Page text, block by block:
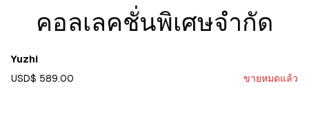
คอลเลคชั่นพิเศษจำกัด
Yuzhi
USD$ 589.00
ขายหมดแล้ว